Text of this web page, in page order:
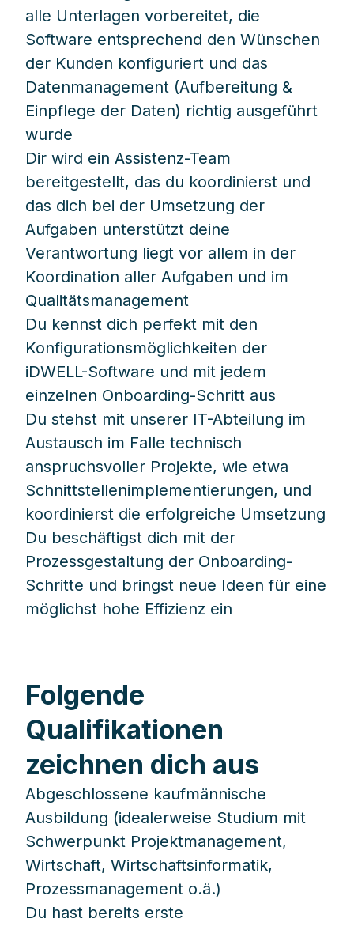
alle Unterlagen vorbereitet, die
Software entsprechend den Wünschen
der Kunden konfiguriert und das
Datenmanagement (Aufbereitung &
Einpflege der Daten) richtig ausgeführt
wurde
Dir wird ein Assistenz-Team
bereitgestellt, das du koordinierst und
das dich bei der Umsetzung der
Aufgaben unterstützt deine
Verantwortung liegt vor allem in der
Koordination aller Aufgaben und im
Qualitätsmanagement
Du kennst dich perfekt mit den
Konfigurationsmöglichkeiten der
iDWELL-Software und mit jedem
einzelnen Onboarding-Schritt aus
Du stehst mit unserer IT-Abteilung im
Austausch im Falle technisch
anspruchsvoller Projekte, wie etwa
Schnittstellenimplementierungen, und
koordinierst die erfolgreiche Umsetzung
Du beschäftigst dich mit der
Prozessgestaltung der Onboarding-
Schritte und bringst neue Ideen für eine
möglichst hohe Effizienz ein
Folgende
Qualifikationen
zeichnen dich aus
Abgeschlossene kaufmännische
Ausbildung (idealerweise Studium mit
Schwerpunkt Projektmanagement,
Wirtschaft, Wirtschaftsinformatik,
Prozessmanagement o.ä.)
Du hast bereits erste